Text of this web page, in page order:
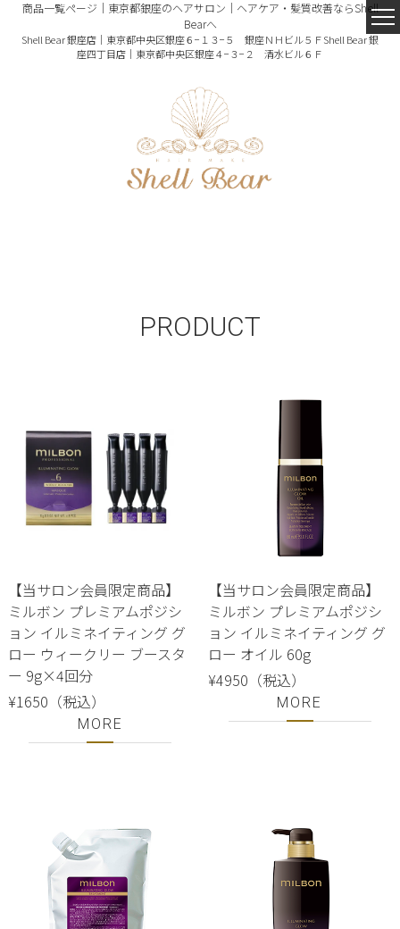
商品一覧ページ｜東京都銀座のヘアサロン｜ヘアケア・髪質改善ならShell
Bearへ
Shell Bear 銀座店｜東京都中央区銀座６−１３−５ 銀座ＮＨビル５ＦShell Bear 銀
座四丁目店｜東京都中央区銀座４−３−２ 清水ビル６Ｆ
PRODUCT
【当サロン会員限定商品】
ミルボン プレミアムポジシ
ョン イルミネイティング グ
ロー ウィークリー ブースタ
ー 9g×4回分
¥1650（税込）
MORE
【当サロン会員限定商品】
ミルボン プレミアムポジシ
ョン イルミネイティング グ
ロー オイル 60g
¥4950（税込）
MORE